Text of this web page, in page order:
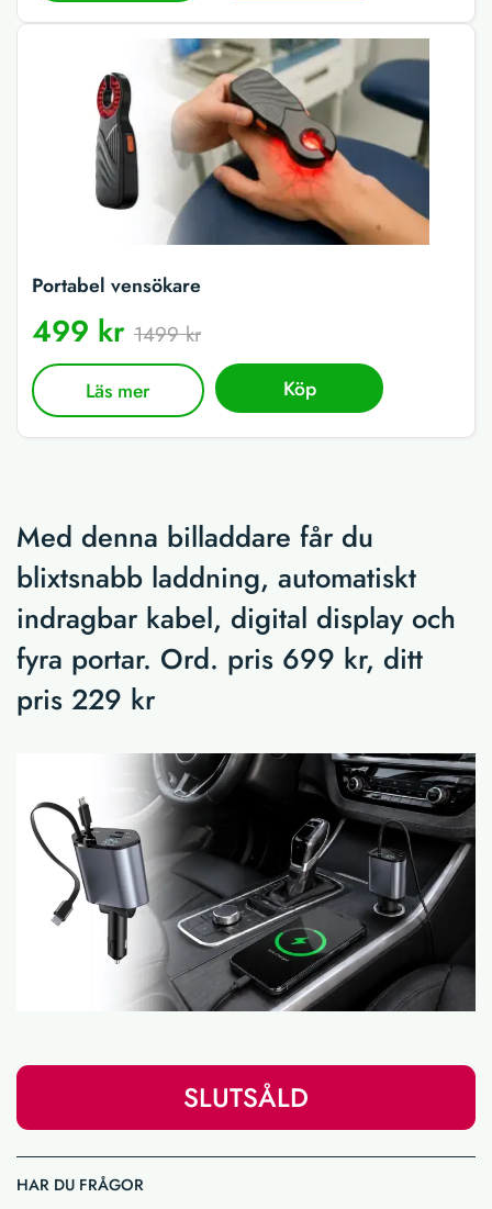
Portabel vensökare
499 kr 1499 kr
Läs mer Köp
Med denna billaddare får du
blixtsnabb laddning, automatiskt
indragbar kabel, digital display och
fyra portar. Ord. pris 699 kr, ditt
pris 229 kr
SLUTSÅLD
HAR DU FRÅGOR